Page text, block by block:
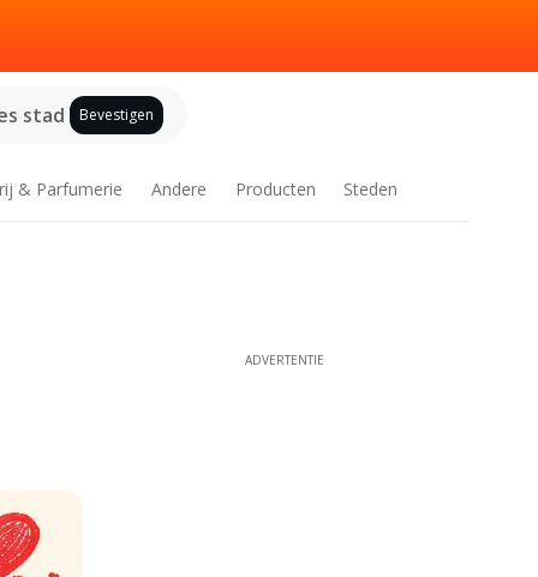
stad Bevestigen
& Parfumerie Andere Producten Steden
ADVERTENTIE